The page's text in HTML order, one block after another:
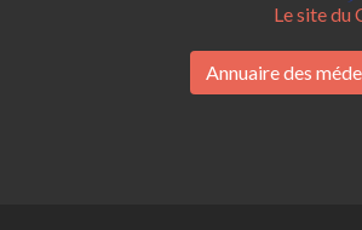
Le site du
Annuaire des